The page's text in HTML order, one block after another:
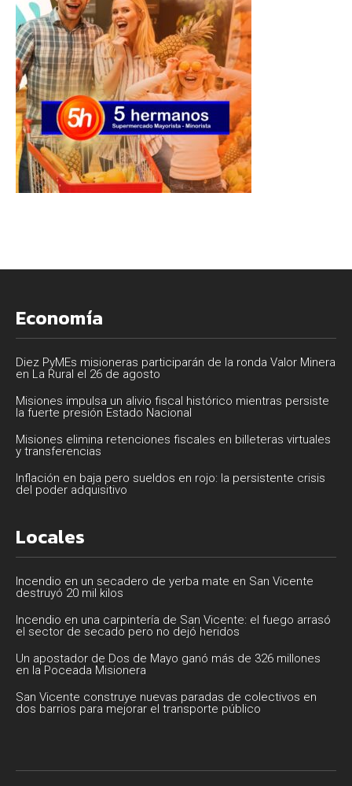
Economía
Diez PyMEs misioneras participarán de la ronda Valor Minera
en La Rural el 26 de agosto
Misiones impulsa un alivio fiscal histórico mientras persiste
la fuerte presión Estado Nacional
Misiones elimina retenciones fiscales en billeteras virtuales
y transferencias
Inflación en baja pero sueldos en rojo: la persistente crisis
del poder adquisitivo
Locales
Incendio en un secadero de yerba mate en San Vicente
destruyó 20 mil kilos
Incendio en una carpintería de San Vicente: el fuego arrasó
el sector de secado pero no dejó heridos
Un apostador de Dos de Mayo ganó más de 326 millones
en la Poceada Misionera
San Vicente construye nuevas paradas de colectivos en
dos barrios para mejorar el transporte público